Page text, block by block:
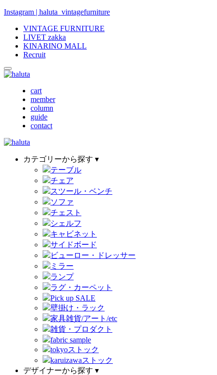
Instagram | haluta_vintagefurniture
VINTAGE FURNITURE
LIVET zakka
KINARINO MALL
Recruit
cart
member
column
guide
contact
カテゴリーから探す ▾
テーブル
チェア
スツール・ベンチ
ソファ
チェスト
シェルフ
キャビネット
サイドボード
ビューロー・ドレッサー
ミラー
ランプ
ラグ・カーペット
Pick up SALE
壁掛け・ラック
家具雑貨/アート/etc
雑貨・プロダクト
fabric sample
tokyoストック
karuizawaストック
デザイナーから探す ▾